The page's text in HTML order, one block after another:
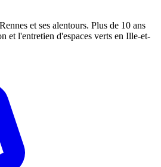
et ses alentours. Plus de 10 ans
et l'entretien d'espaces verts en Ille-et-